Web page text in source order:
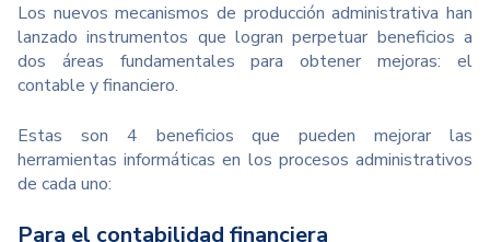
Los nuevos mecanismos de producción administrativa han
lanzado instrumentos que logran perpetuar beneficios a
dos áreas fundamentales para obtener mejoras: el
contable y financiero.
Estas son 4 beneficios que pueden mejorar las
herramientas informáticas en los procesos administrativos
de cada uno:
Para el contabilidad financiera